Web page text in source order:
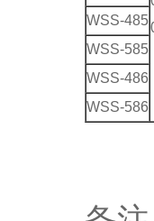
WSS-485
WSS-585
WSS-486
WSS-586